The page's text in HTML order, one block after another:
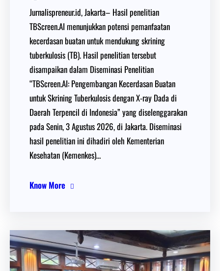
Jurnalispreneur.id, Jakarta– Hasil penelitian
TBScreen.AI menunjukkan potensi pemanfaatan
kecerdasan buatan untuk mendukung skrining
tuberkulosis (TB). Hasil penelitian tersebut
disampaikan dalam Diseminasi Penelitian
“TBScreen.AI: Pengembangan Kecerdasan Buatan
untuk Skrining Tuberkulosis dengan X-ray Dada di
Daerah Terpencil di Indonesia” yang diselenggarakan
pada Senin, 3 Agustus 2026, di Jakarta. Diseminasi
hasil penelitian ini dihadiri oleh Kementerian
Kesehatan (Kemenkes)…
Know More